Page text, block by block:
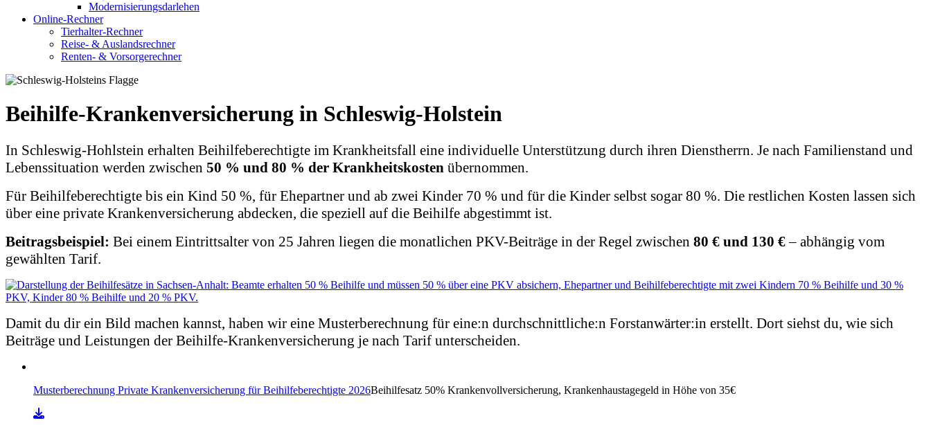
Modernisierungsdarlehen
Online-Rechner
Tierhalter-Rechner
Reise- & Auslandsrechner
Renten- & Vorsorgerechner
Beihilfe-Krankenversicherung in Schleswig-Holstein
In Schleswig-Hohlstein erhalten Beihilfeberechtigte im Krankheitsfall eine individuelle Unterstützung durch ihren Dienstherrn. Je nach Familienstand und
Lebenssituation werden zwischen 50 % und 80 % der Krankheitskosten übernommen.
Für Beihilfeberechtigte bis ein Kind 50 %, für Ehepartner und ab zwei Kinder 70 % und für die Kinder selbst sogar 80 %. Die restlichen Kosten lassen sich
über eine private Krankenversicherung abdecken, die speziell auf die Beihilfe abgestimmt ist.
Beitragsbeispiel: Bei einem Eintrittsalter von 25 Jahren liegen die monatlichen PKV-Beiträge in der Regel zwischen 80 € und 130 €– abhängig vom
gewählten Tarif.
Damit du dir ein Bild machen kannst, haben wir eine Musterberechnung für eine:n durchschnittliche:n Forstanwärter:in erstellt. Dort siehst du, wie sich
Beiträge und Leistungen der Beihilfe-Krankenversicherung je nach Tarif unterscheiden.
Musterberechnung Private Krankenversicherung für Beihilfeberechtigte 2026Beihilfesatz 50% Krankenvollversicherung, Krankenhaustagegeld in Höhe von 35€